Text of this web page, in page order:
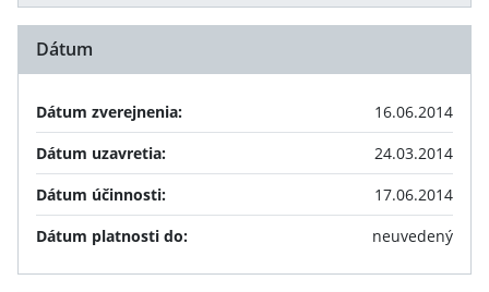
Dátum
Dátum zverejnenia:
16.06.2014
Dátum uzavretia:
24.03.2014
Dátum účinnosti:
17.06.2014
Dátum platnosti do:
neuvedený